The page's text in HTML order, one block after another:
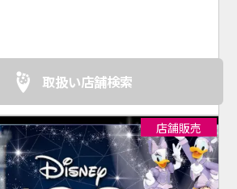
取扱い店舗検索
店舗販売